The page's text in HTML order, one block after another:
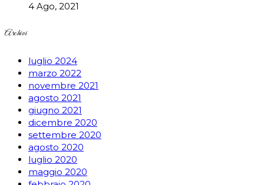
4 Ago, 2021
Archivi
luglio 2024
marzo 2022
novembre 2021
agosto 2021
giugno 2021
dicembre 2020
settembre 2020
agosto 2020
luglio 2020
maggio 2020